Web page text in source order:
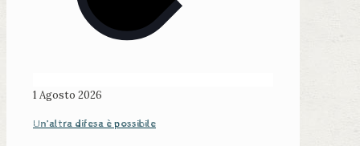
1 Agosto 2026
Un’altra difesa è possibile